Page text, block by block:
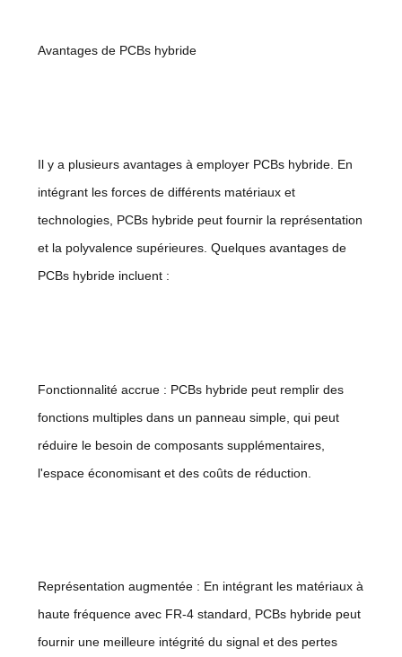
Avantages de PCBs hybride
Il y a plusieurs avantages à employer PCBs hybride. En
intégrant les forces de différents matériaux et
technologies, PCBs hybride peut fournir la représentation
et la polyvalence supérieures. Quelques avantages de
PCBs hybride incluent :
Fonctionnalité accrue : PCBs hybride peut remplir des
fonctions multiples dans un panneau simple, qui peut
réduire le besoin de composants supplémentaires,
l'espace économisant et des coûts de réduction.
Représentation augmentée : En intégrant les matériaux à
haute fréquence avec FR-4 standard, PCBs hybride peut
fournir une meilleure intégrité du signal et des pertes